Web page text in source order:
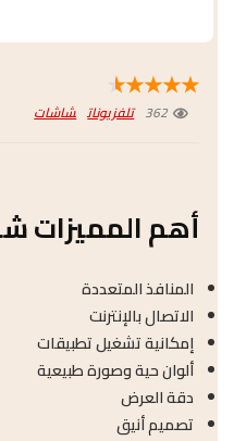
★
★
★
★
★
362 تلفزيونات شاشات
أهم المميزات
المنافذ المتعددة
الاتصال بالإنترنت
إمكانية تشغيل تطبيقات
ألوان حية وصورة طبيعية
دقة العرض
تصميم أنيق